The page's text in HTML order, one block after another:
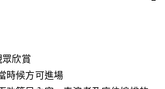
欣賞
時候方可進場